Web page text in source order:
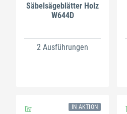
Säbelsägeblätter Holz
W644D
2 Ausführungen
IN AKTION